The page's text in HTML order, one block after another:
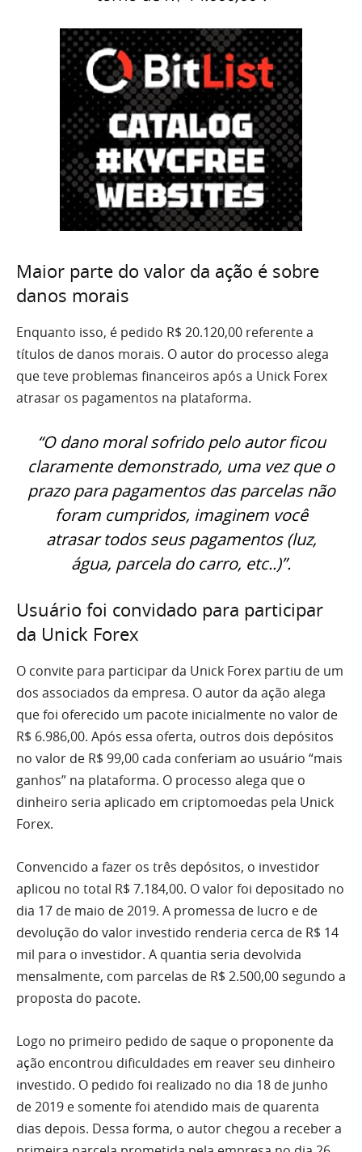
Maior parte do valor da ação é sobre
danos morais
Enquanto isso, é pedido R$ 20.120,00 referente a
títulos de danos morais. O autor do processo alega
que teve problemas financeiros após a Unick Forex
atrasar os pagamentos na plataforma.
“O dano moral sofrido pelo autor ficou
claramente demonstrado, uma vez que o
prazo para pagamentos das parcelas não
foram cumpridos, imaginem você
atrasar todos seus pagamentos (luz,
água, parcela do carro, etc..)”.
Usuário foi convidado para participar
da Unick Forex
O convite para participar da Unick Forex partiu de um
dos associados da empresa. O autor da ação alega
que foi oferecido um pacote inicialmente no valor de
R$ 6.986,00. Após essa oferta, outros dois depósitos
no valor de R$ 99,00 cada conferiam ao usuário “mais
ganhos” na plataforma. O processo alega que o
dinheiro seria aplicado em criptomoedas pela Unick
Forex.
Convencido a fazer os três depósitos, o investidor
aplicou no total R$ 7.184,00. O valor foi depositado no
dia 17 de maio de 2019. A promessa de lucro e de
devolução do valor investido renderia cerca de R$ 14
mil para o investidor. A quantia seria devolvida
mensalmente, com parcelas de R$ 2.500,00 segundo a
proposta do pacote.
Logo no primeiro pedido de saque o proponente da
ação encontrou dificuldades em reaver seu dinheiro
investido. O pedido foi realizado no dia 18 de junho
de 2019 e somente foi atendido mais de quarenta
dias depois. Dessa forma, o autor chegou a receber a